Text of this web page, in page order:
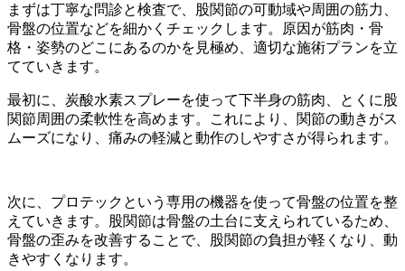
まずは丁寧な問診と検査で、股関節の可動域や周囲の筋力、
骨盤の位置などを細かくチェックします。原因が筋肉・骨
格・姿勢のどこにあるのかを見極め、適切な施術プランを立
てていきます。
最初に、炭酸水素スプレーを使って下半身の筋肉、とくに股
関節周囲の柔軟性を高めます。これにより、関節の動きがス
ムーズになり、痛みの軽減と動作のしやすさが得られます。
次に、プロテックという専用の機器を使って骨盤の位置を整
えていきます。股関節は骨盤の土台に支えられているため、
骨盤の歪みを改善することで、股関節の負担が軽くなり、動
きやすくなります。